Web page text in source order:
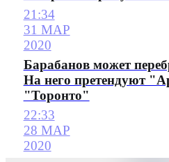
21:34
31 МАР
2020
Барабанов может
На него претендуют
"Торонто"
22:33
28 МАР
2020